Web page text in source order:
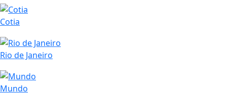
Cotia
Rio de Janeiro
Mundo